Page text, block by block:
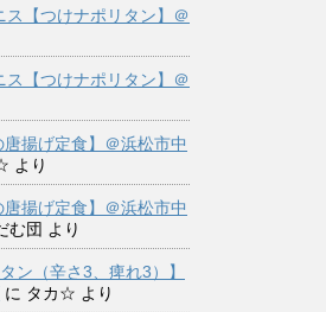
【つけナポリタン】＠
【つけナポリタン】＠
揚げ定食】＠浜松市中
より
揚げ定食】＠浜松市中
む団 より
ン（辛さ3、痺れ3）】
に タカ☆ より